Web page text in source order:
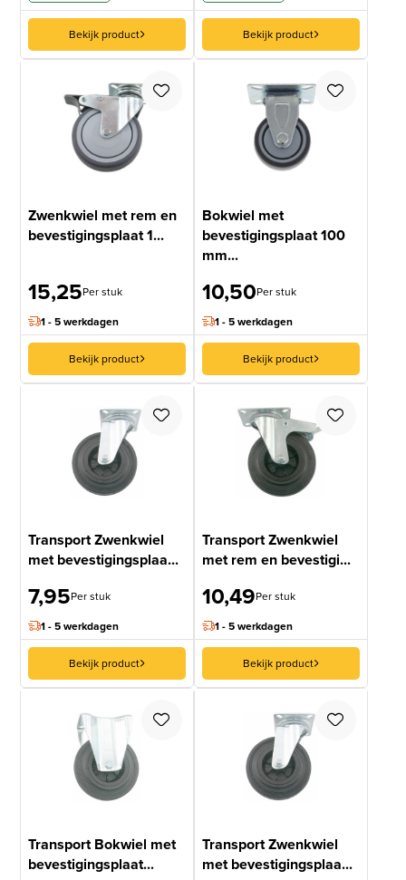
Bekijk product Bekijk product
Zwenkwiel met rem en
bevestigingsplaat 1...
15,25Per stuk
1 - 5 werkdagen
Bekijk product
Bokwiel met
bevestigingsplaat 100
mm...
10,50Per stuk
1 - 5 werkdagen
Bekijk product
Transport Zwenkwiel
met bevestigingsplaa...
7,95Per stuk
1 - 5 werkdagen
Bekijk product
Transport Zwenkwiel
met rem en bevestigi...
10,49Per stuk
1 - 5 werkdagen
Bekijk product
Transport Bokwiel met
bevestigingsplaat...
Transport Zwenkwiel
met bevestigingsplaa...